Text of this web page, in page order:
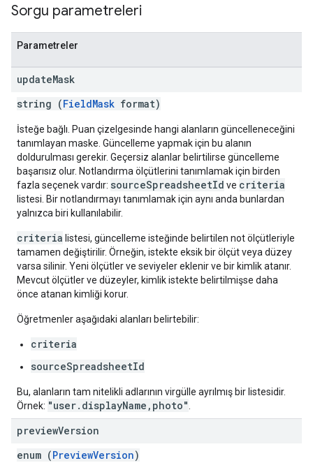
Sorgu parametreleri
Parametreler
updateMask
string (FieldMask format)
İsteğe bağlı. Puan çizelgesinde hangi alanların güncelleneceğini
tanımlayan maske. Güncelleme yapmak için bu alanın
doldurulması gerekir. Geçersiz alanlar belirtilirse güncelleme
başarısız olur. Notlandırma ölçütlerini tanımlamak için birden
fazla seçenek vardır: sourceSpreadsheetId ve criteria
listesi. Bir notlandırmayı tanımlamak için aynı anda bunlardan
yalnızca biri kullanılabilir.
criteria listesi, güncelleme isteğinde belirtilen not ölçütleriyle
tamamen değiştirilir. Örneğin, istekte eksik bir ölçüt veya düzey
varsa silinir. Yeni ölçütler ve seviyeler eklenir ve bir kimlik atanır.
Mevcut ölçütler ve düzeyler, kimlik istekte belirtilmişse daha
önce atanan kimliği korur.
Öğretmenler aşağıdaki alanları belirtebilir:
criteria
sourceSpreadsheetId
Bu, alanların tam nitelikli adlarının virgülle ayrılmış bir listesidir.
Örnek: "user.displayName,photo"
previewVersion
enum (PreviewVersion)